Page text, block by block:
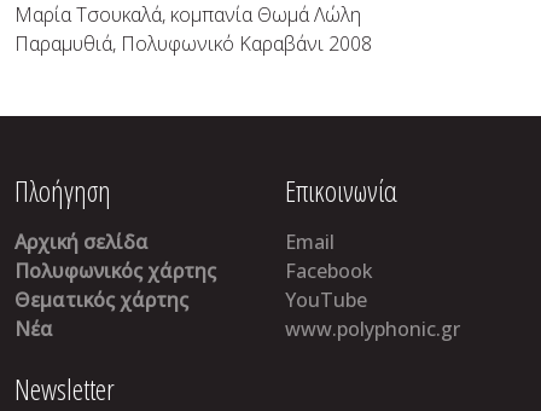
Μαρία Τσουκαλά, κομπανία Θωμά Λώλη
Παραμυθιά, Πολυφωνικό Καραβάνι 2008
Πλοήγηση
Αρχική σελίδα
Πολυφωνικός χάρτης
Θεματικός χάρτης
Νέα
Επικοινωνία
Email
Facebook
YouTube
www.polyphonic.gr
Newsletter